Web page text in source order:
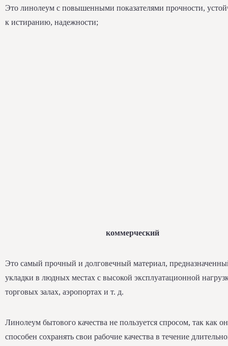
Это линолеум с повышенными показателями прочности,
к истиранию, надежности;
коммерческий
Это самый прочный и долговечный материал,
укладки в людных местах с высокой эксплуатационной
торговых залах, аэропортах и т. д.
Линолеум бытового качества не пользуется спросом, так как
способен сохранять свои рабочие качества в течение